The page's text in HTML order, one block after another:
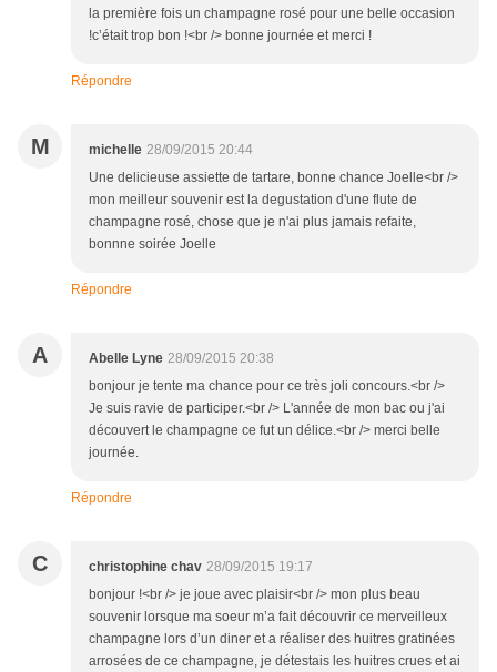
la première fois un champagne rosé pour une belle occasion
!c’était trop bon !<br /> bonne journée et merci !
Répondre
M michelle 28/09/2015 20:44
Une delicieuse assiette de tartare, bonne chance Joelle<br />
mon meilleur souvenir est la degustation d'une flute de
champagne rosé, chose que je n'ai plus jamais refaite,
bonnne soirée Joelle
Répondre
A Abelle Lyne 28/09/2015 20:38
bonjour je tente ma chance pour ce très joli concours.<br />
Je suis ravie de participer.<br /> L'année de mon bac ou j'ai
découvert le champagne ce fut un délice.<br /> merci belle
journée.
Répondre
C christophine chav 28/09/2015 19:17
bonjour !<br /> je joue avec plaisir<br /> mon plus beau
souvenir lorsque ma soeur m’a fait découvrir ce merveilleux
champagne lors d’un diner et a réaliser des huitres gratinées
arrosées de ce champagne, je détestais les huitres crues et ai